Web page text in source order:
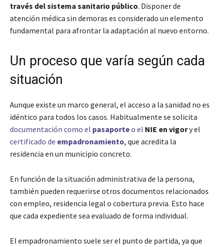
través del sistema sanitario público. Disponer de
atención médica sin demoras es considerado un elemento
fundamental para afrontar la adaptación al nuevo entorno.
Un proceso que varía según cada
situación
Aunque existe un marco general, el acceso a la sanidad no es
idéntico para todos los casos. Habitualmente se solicita
documentación como el pasaporteo el NIE en vigory el
certificado de empadronamiento, que acredita la
residencia en un municipio concreto.
En función de la situación administrativa de la persona,
también pueden requerirse otros documentos relacionados
con empleo, residencia legal o cobertura previa. Esto hace
que cada expediente sea evaluado de forma individual.
El empadronamiento suele ser el punto de partida, ya que